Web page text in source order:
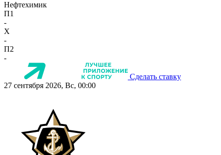
Нефтехимик
П1
-
X
-
П2
-
Сделать ставку
27 сентября 2026, Вс, 00:00